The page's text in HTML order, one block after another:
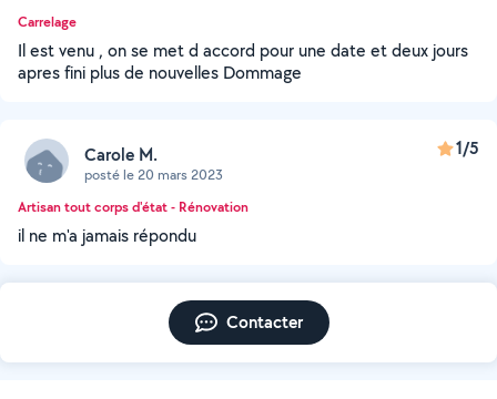
Carrelage
Il est venu , on se met d accord pour une date et deux jours
apres fini plus de nouvelles Dommage
Carole M.
posté le 20 mars 2023
1/5
Artisan tout corps d'état - Rénovation
il ne m'a jamais répondu
Contacter